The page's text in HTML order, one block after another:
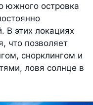
южного островка
В этих локациях
что позволяет
снорклингом и
ловя солнце в